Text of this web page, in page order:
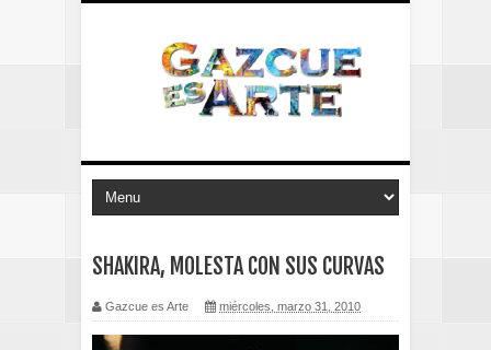
SHAKIRA, MOLESTA CON SUS CURVAS
Gazcue es Arte miércoles, marzo 31, 2010